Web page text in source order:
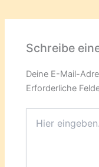
Schreibe
Deine E-Mail-
Erforderliche
eingeben…